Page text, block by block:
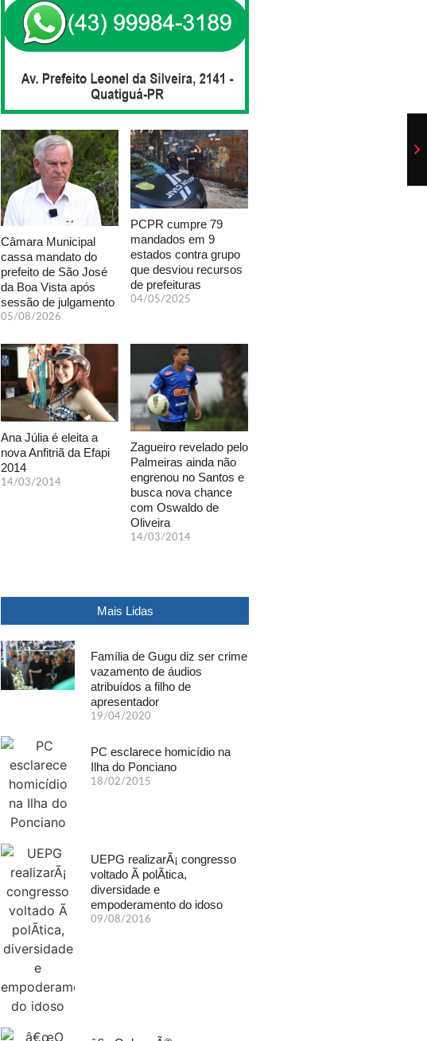
Câmara Municipal
cassa mandato do
prefeito de São José
da Boa Vista após
sessão de julgamento
05/08/2026
PCPR cumpre 79
mandados em 9
estados contra grupo
que desviou recursos
de prefeituras
04/05/2025
Ana Júlia é eleita a
nova Anfitriã da Efapi
2014
14/03/2014
Zagueiro revelado pelo
Palmeiras ainda não
engrenou no Santos e
busca nova chance
com Oswaldo de
Oliveira
14/03/2014
Mais Lidas
Família de Gugu diz ser crime
vazamento de áudios
atribuídos a filho de
apresentador
19/04/2020
PC esclarece homicídio na
Ilha do Ponciano
18/02/2015
UEPG realizarÃ¡ congresso
voltado Ã polÃ­tica,
diversidade e
empoderamento do idoso
09/08/2016